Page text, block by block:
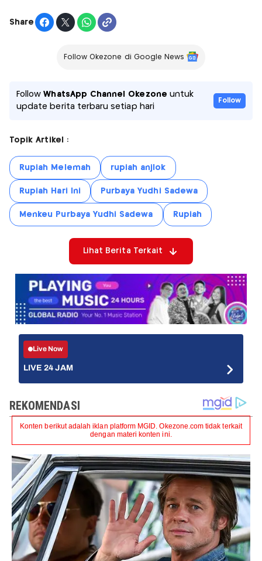
Share
Follow Okezone di Google News
FollowWhatsApp Channel Okezone untuk
update berita terbaru setiap hari
Follow
Topik Artikel :
Rupiah Melemah rupiah anjlok
Rupiah Hari Ini Purbaya Yudhi Sadewa
Menkeu Purbaya Yudhi Sadewa Rupiah
Lihat Berita Terkait
Live Now
LIVE 24 JAM